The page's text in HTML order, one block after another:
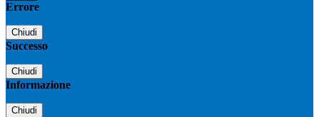
Errore
Chiudi
Successo
Chiudi
Informazione
Chiudi